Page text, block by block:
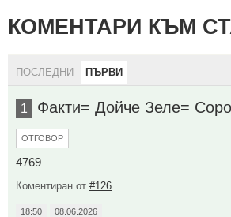
КОМЕНТАРИ КЪМ
ПОСЛЕДНИ ПЪРВИ
1 Факти= Дойче Зеле=
ОТГОВОР
4769
Коментиран от #126
18:50 08.06.2026